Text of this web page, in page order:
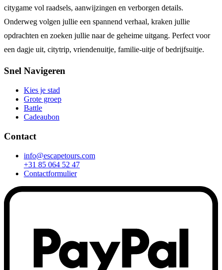
citygame vol raadsels, aanwijzingen en verborgen details.
Onderweg volgen jullie een spannend verhaal, kraken jullie
opdrachten en zoeken jullie naar de geheime uitgang. Perfect voor
een dagje uit, citytrip, vriendenuitje, familie-uitje of bedrijfsuitje.
Snel Navigeren
Kies je stad
Grote groep
Battle
Cadeaubon
Contact
info@escapetours.com
+31 85 064 52 47
Contactformulier